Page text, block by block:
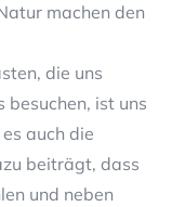
machen den
die uns
besuchen, ist uns
auch die
beiträgt, dass
und neben